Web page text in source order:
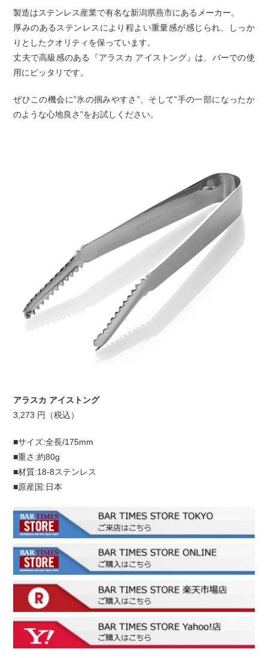
製造はステンレス産業で有名な新潟県燕市にあるメーカー。
厚みのあるステンレスにより程よい重量感が感じられ、しっか
りとしたクオリティを保っています。
丈夫で高級感のある『アラスカ アイストング』は、バーでの使
用にピッタリです。
ぜひこの機会に”氷の掴みやすさ”、そして”手の一部になったか
のような心地良さ”をお試しください。
アラスカ アイストング
3,273 円（税込）
■サイズ:全長/175mm
■重さ:約80g
■材質:18-8ステンレス
■原産国:日本